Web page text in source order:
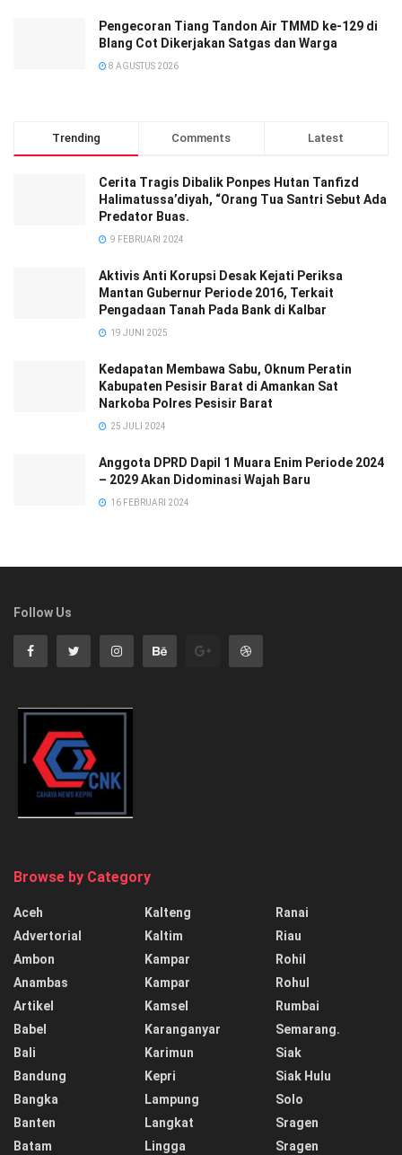
Pengecoran Tiang Tandon Air TMMD ke-129 di
Blang Cot Dikerjakan Satgas dan Warga
8 AGUSTUS 2026
Trending Comments Latest
Cerita Tragis Dibalik Ponpes Hutan Tanfizd
Halimatussa’diyah, “Orang Tua Santri Sebut Ada
Predator Buas.
9 FEBRUARI 2024
Aktivis Anti Korupsi Desak Kejati Periksa
Mantan Gubernur Periode 2016, Terkait
Pengadaan Tanah Pada Bank di Kalbar
19 JUNI 2025
Kedapatan Membawa Sabu, Oknum Peratin
Kabupaten Pesisir Barat di Amankan Sat
Narkoba Polres Pesisir Barat
25 JULI 2024
Anggota DPRD Dapil 1 Muara Enim Periode 2024
– 2029 Akan Didominasi Wajah Baru
16 FEBRUARI 2024
Follow Us
Browse by Category
Aceh
Advertorial
Ambon
Anambas
Artikel
Babel
Bali
Bandung
Bangka
Banten
Batam
Kalteng
Kaltim
Kampar
Kampar
Kamsel
Karanganyar
Karimun
Kepri
Lampung
Langkat
Lingga
Ranai
Riau
Rohil
Rohul
Rumbai
Semarang.
Siak
Siak Hulu
Solo
Sragen
Sragen